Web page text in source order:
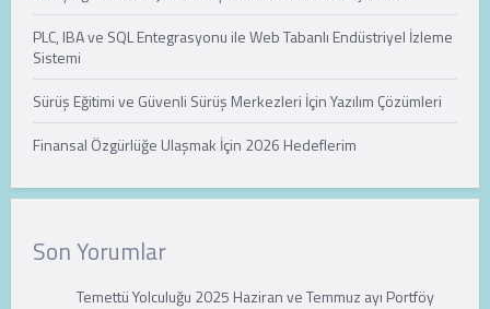
PLC, IBA ve SQL Entegrasyonu ile Web Tabanlı Endüstriyel İzleme
Sistemi
Sürüş Eğitimi ve Güvenli Sürüş Merkezleri İçin Yazılım Çözümleri
Finansal Özgürlüğe Ulaşmak İçin 2026 Hedeflerim
Son Yorumlar
Temettü Yolculuğu 2025 Haziran ve Temmuz ayı Portföy